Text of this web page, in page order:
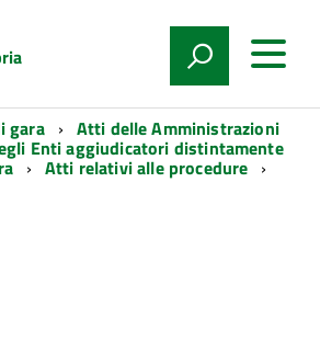
gara Atti delle Amministrazioni
Enti aggiudicatori distintamente
Atti relativi alle procedure